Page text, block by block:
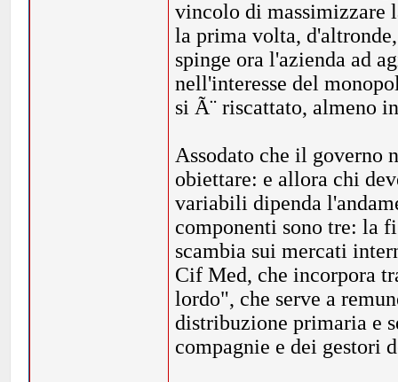
vincolo di massimizzare
la prima volta,
spinge ora l'azienda ad
nell'interesse del
si Ã¨ riscattato, almeno
Assodato che il governo
obiettare: e allora chi
variabili dipenda
componenti sono tre: la
scambia sui mercati
Cif Med, che incorpora
lordo", che serve a
distribuzione primaria e
compagnie e dei gestori